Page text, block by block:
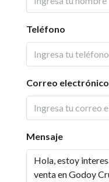
Teléfono
Correo electrónico
Mensaje